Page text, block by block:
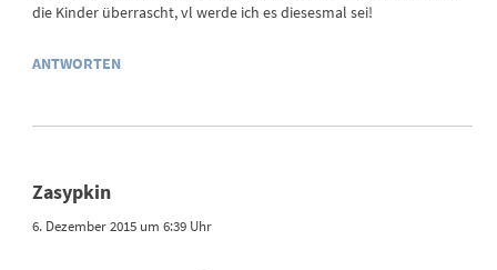
die Kinder überrascht, vl werde ich es diesesmal sei!
ANTWORTEN
Zasypkin
6. Dezember 2015 um 6:39 Uhr